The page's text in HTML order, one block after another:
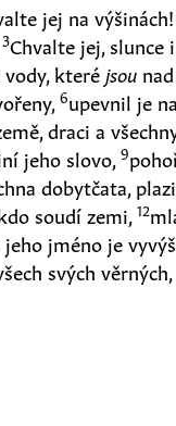
jej na
3Chvalte jej, slunce
vody, které jsou
6upevnil je
draci a
jeho slovo,9
dobytčata,
soudí zemi,12
jméno je
svých